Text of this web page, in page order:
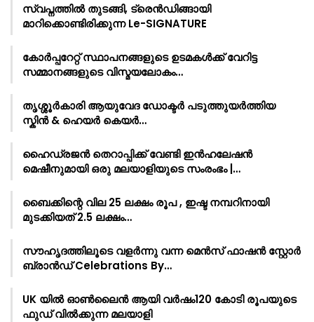
സ്വപ്നത്തിൽ തുടങ്ങി, ട്രെൻഡിങ്ങായി
മാറിക്കൊണ്ടിരിക്കുന്ന Le-SIGNATURE
കോർപ്പറേറ്റ് സ്ഥാപനങ്ങളുടെ ഉടമകൾക്ക് വേറിട്ട
സമ്മാനങ്ങളുടെ വിസ്മയലോകം…
തൃശ്ശൂർകാരി ആയുവേദ ഡോക്ടർ പടുത്തുയർത്തിയ
സ്കിൻ & ഹെയർ കെയർ…
ഹൈഡ്രജൻ തെറാപ്പിക്ക് വേണ്ടി ഇൻഹലേഷൻ
മെഷീനുമായി ഒരു മലയാളിയുടെ സംരംഭം |…
ബൈക്കിന്റെ വില 25 ലക്ഷം രൂപ , ഇഷ്ട നമ്പറിനായി
മുടക്കിയത് 2.5 ലക്ഷം…
സൗഹൃദത്തിലൂടെ വളർന്നു വന്ന മെൻസ് ഫാഷൻ സ്റ്റോർ
ബ്രാൻഡ് Celebrations By…
UK യിൽ ഓൺലൈൻ ആയി വർഷം120 കോടി രൂപയുടെ
ഫുഡ് വിൽക്കുന്ന മലയാളി